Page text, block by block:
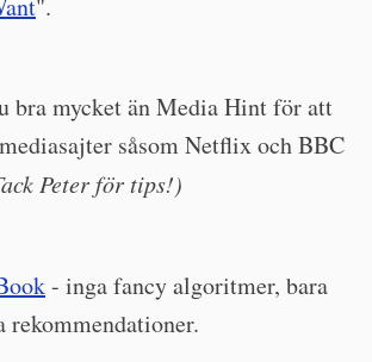
".
bra mycket än Media Hint för att
såsom Netflix och BBC
Peter för tips!)
- inga fancy algoritmer, bara
rekommendationer.